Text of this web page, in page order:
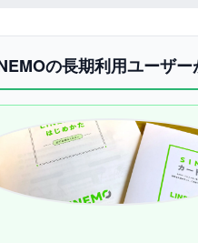
の長期利用ユーザー